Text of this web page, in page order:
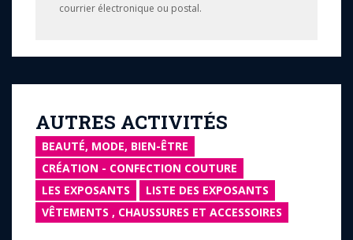
courrier électronique ou postal.
AUTRES ACTIVITÉS
BEAUTÉ, MODE, BIEN-ÊTRE
CRÉATION - CONFECTION COUTURE
LES EXPOSANTS
LISTE DES EXPOSANTS
VÊTEMENTS , CHAUSSURES ET ACCESSOIRES